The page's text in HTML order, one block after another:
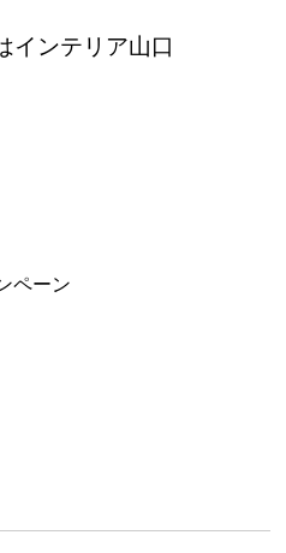
インテリア山口
ペーン